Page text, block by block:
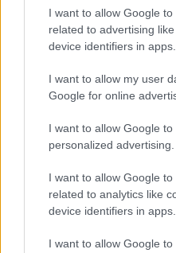
I want to allow Google
related to advertising
device identifiers in apps.
I want to allow my user
Google for online
I want to allow Google to
personalized advertising.
I want to allow Google
related to analytics like
device identifiers in apps.
I want to allow Google
07/08/26 - 13:30
WSJ: Φόβοι για ρωσική
εν μέσω ανησυχιών για τα
άμυνα εν μέσω σφοδρών
Νέο κύμα οργής στην Ινδία:
πείνας από νέους για τα
στις κρατικές εξετάσεις
07/08/26 - 13:16